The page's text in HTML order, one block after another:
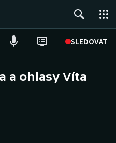
SLEDOVAT
a ohlasy Víta